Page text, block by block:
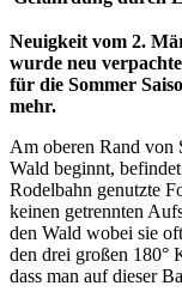
Neuigkeit vom 2.
wurde neu
für die Sommer
mehr.
Am oberen Rand von
Wald beginnt,
Rodelbahn genutzte
keinen getrennten
den Wald wobei sie
den drei großen 180°
dass man auf dieser